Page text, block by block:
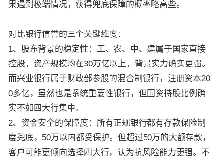
果遇到极端情况，获得兜底保障的概率略高些。
对比银行信誉的三个关键维度：
1、股东背景的稳定性：工、农、中、建属于国家直接
控股，资产规模均在30万亿以上，背景实力确实更强。
而兴业银行属于财政部参股的混合制银行，注册资本20
0多亿，虽然也是系统重要性银行，但国资持股比例确
实不如四大行集中。
2、资金安全的保障度：所有正规银行都有存款保险制
度兜底，50万以内都受保护。但超过50万的大额存款，
客户可能更倾向选择四大行，认为抗风险能力更强。不